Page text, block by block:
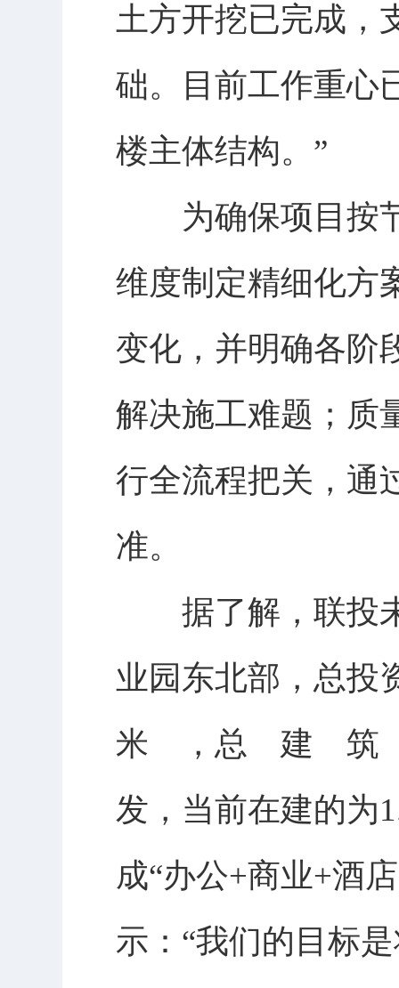
土方开挖已完成，
础。目前工作重心
楼主体结构。”
为确保项目按节
维度制定精细化方
变化，并明确各阶
解决施工难题；质
行全流程把关，通
准。
据了解，联投未
业园东北部，总
米 ，总 建 筑 面
发，当前在建的为
成“办公+商业+酒
示：“我们的目标